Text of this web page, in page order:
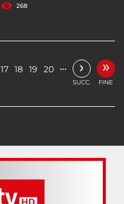
268
17 18 19 20 … ›
SUCC.
»
FINE